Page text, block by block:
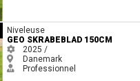
Niveleuse
GEO SKRABEBLAD 150CM
2025 /
Danemark
Professionnel